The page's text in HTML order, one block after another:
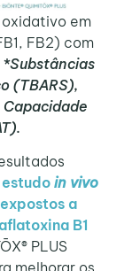
em
FB2) com
*Substâncias
(TBARS),
in vivo
a
B1
PLUS